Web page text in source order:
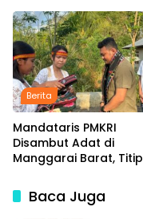
Pemkot
Berita
Mandataris PMKRI
Disambut Adat di
Manggarai Barat, Titip
Pesan untuk Senior di
Pemerintahan
Baca Juga